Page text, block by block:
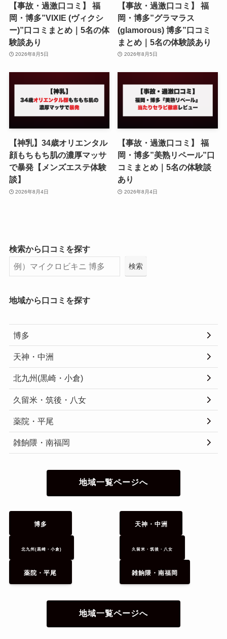
【事故・過激口コミ】 福
岡・博多”VIXIE (ヴィクシ
ー)”口コミまとめ｜5名の体
験談あり
2026年8月5日
【事故・過激口コミ】 福
岡・博多”グラマラス
(glamorous) 博多”口コミ
まとめ｜5名の体験談あり
2026年8月5日
【神乳】34歳オリエンタル
顔もちもち肌の濃厚マッサ
で暴発【メンズエステ体験
談】
2026年8月4日
【事故・過激口コミ】 福
岡・博多”美熟リペール”口
コミまとめ｜5名の体験談
あり
2026年8月4日
検索から口コミを探す
検索
地域から口コミを探す
博多
天神・中洲
北九州(黒崎・小倉)
久留米・筑後・八女
薬院・平尾
雑餉隈・南福岡
地域一覧ページへ
博多 天神・中洲
北九州(黒崎・小倉) 久留米・筑後・八女
薬院・平尾 雑餉隈・南福岡
地域一覧ページへ